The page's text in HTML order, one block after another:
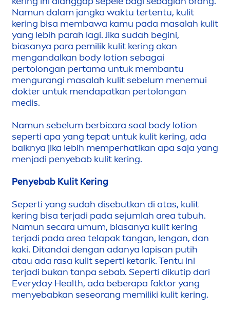
Namun dalam jangka waktu tertentu, kulit
kering bisa membawa kamu pada masalah kulit
yang lebih parah lagi. Jika sudah begini,
biasanya para pemilik kulit kering akan
mengandalkan body lotion sebagai
pertolongan pertama untuk membantu
mengurangi masalah kulit sebelum menemui
dokter untuk mendapatkan pertolongan
medis.
Namun sebelum berbicara soal body lotion
seperti apa yang tepat untuk kulit kering, ada
baiknya jika lebih memperhatikan apa saja yang
menjadi penyebab kulit kering.
Penyebab Kulit Kering
Seperti yang sudah disebutkan di atas, kulit
kering bisa terjadi pada sejumlah area tubuh.
Namun secara umum, biasanya kulit kering
terjadi pada area telapak tangan, lengan, dan
kaki. Ditandai dengan adanya lapisan putih
atau ada rasa kulit seperti ketarik. Tentu ini
terjadi bukan tanpa sebab. Seperti dikutip dari
Everyday Health, ada beberapa faktor yang
menyebabkan seseorang memiliki kulit kering.